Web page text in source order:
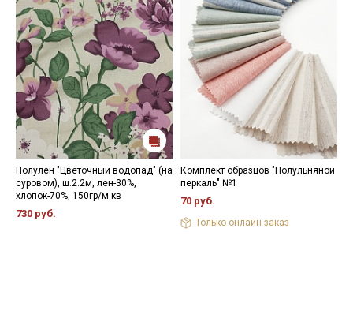
Полулен "Цветочный водопад" (на
суровом), ш.2.2м, лен-30%,
хлопок-70%, 150гр/м.кв
730 руб.
Комплект образцов "Полульняной
перкаль" №1
70 руб.
Только онлайн-заказ